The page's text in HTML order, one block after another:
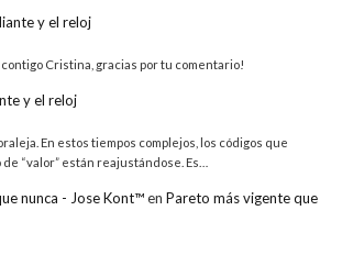
y el reloj
Cristina, gracias por tu comentario!
y el reloj
En estos tiempos complejos, los códigos que
“valor” están reajustándose. Es…
nunca - Jose Kont™en Pareto más vigente que